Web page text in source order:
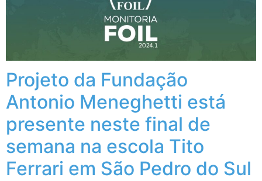
Projeto da Fundação
Antonio Meneghetti está
presente neste final de
semana na escola Tito
Ferrari em São Pedro do Sul